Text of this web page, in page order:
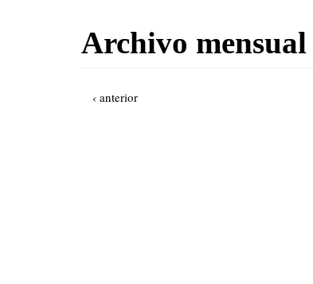
Archivo mensual
Paginación
Página
‹ anterior